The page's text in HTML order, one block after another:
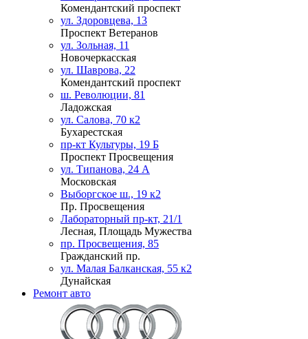
Комендантский проспект
ул. Здоровцева, 13
Проспект Ветеранов
ул. Зольная, 11
Новочеркасская
ул. Шаврова, 22
Комендантский проспект
ш. Революции, 81
Ладожская
ул. Салова, 70 к2
Бухарестская
пр-кт Культуры, 19 Б
Проспект Просвещения
ул. Типанова, 24 А
Московская
Выборгское ш., 19 к2
Пр. Просвещения
Лабораторный пр-кт, 21/1
Лесная, Площадь Мужества
пр. Просвещения, 85
Гражданский пр.
ул. Малая Балканская, 55 к2
Дунайская
Ремонт авто